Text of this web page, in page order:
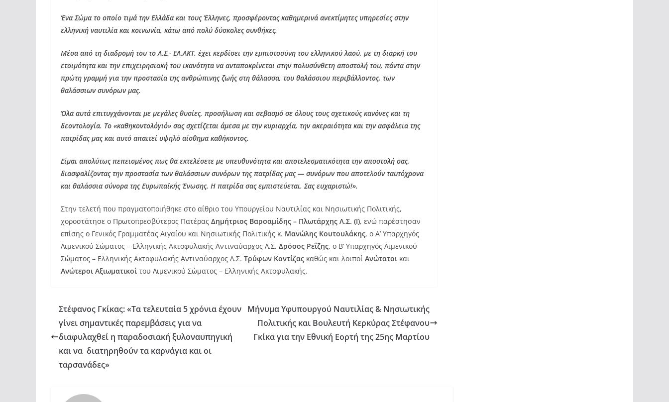
Ένα Σώμα το οποίο τιμά την Ελλάδα και τους Έλληνες, προσφέροντας καθημερινά ανεκτίμητες υπηρεσίες στην
ελληνική ναυτιλία και κοινωνία, κάτω από πολύ δύσκολες συνθήκες.
Μέσα από τη διαδρομή του το Λ.Σ.- ΕΛ.ΑΚΤ. έχει κερδίσει την εμπιστοσύνη του ελληνικού λαού, με τη διαρκή του
ετοιμότητα και την επιχειρησιακή του ικανότητα να ανταποκρίνεται στην πολυσύνθετη αποστολή του, πάντα στην
πρώτη γραμμή για την προστασία της ανθρώπινης ζωής στη θάλασσα, του θαλάσσιου περιβάλλοντος, των
θαλάσσιων συνόρων μας.
Όλα αυτά επιτυγχάνονται με μεγάλες θυσίες, προσήλωση και σεβασμό σε όλους τους σχετικούς κανόνες και τη
δεοντολογία. Το «καθηκοντολόγιό» σας σχετίζεται άμεσα με την κυριαρχία, την ακεραιότητα και την ασφάλεια της
πατρίδας μας και αυτό απαιτεί υψηλό αίσθημα καθήκοντος.
Είμαι απολύτως πεπεισμένος πως θα εκτελέσετε με υπευθυνότητα και αποτελεσματικότητα την αποστολή σας,
διασφαλίζοντας την προστασία των θαλάσσιων συνόρων της πατρίδας μας — συνόρων που αποτελούν ταυτόχρονα
και θαλάσσια σύνορα της Ευρωπαϊκής Ένωσης. Η πατρίδα σας εμπιστεύεται. Σας ευχαριστώ!».
Στην τελετή που πραγματοποιήθηκε στο αίθριο του Υπουργείου Ναυτιλίας και Νησιωτικής Πολιτικής,
χοροστάτησε ο Πρωτοπρεσβύτερος Πατέρας Δημήτριος Βαρσαμίδης – Πλωτάρχης Λ.Σ. (Ι), ενώ παρέστησαν
επίσης ο Γενικός Γραμματέας Αιγαίου και Νησιωτικής Πολιτικής κ. Μανώλης Κουτουλάκης, ο Α’ Υπαρχηγός
Λιμενικού Σώματος – Ελληνικής Ακτοφυλακής Αντιναύαρχος Λ.Σ. Δρόσος Ρεΐζης, ο Β’ Υπαρχηγός Λιμενικού
Σώματος – Ελληνικής Ακτοφυλακής Αντιναύαρχος Λ.Σ. Τρύφων Κοντίζας καθώς και λοιποί Ανώτατοι και
Ανώτεροι Αξιωματικοί του Λιμενικού Σώματος – Ελληνικής Ακτοφυλακής.
Στέφανος Γκίκας: «Τα τελευταία 5 χρόνια έχουν
γίνει σημαντικές παρεμβάσεις για να
διαφυλαχθεί η παραδοσιακή ξυλοναυπηγική
και να διατηρηθούν τα καρνάγια και οι
ταρσανάδες»
Μήνυμα Υφυπουργού Ναυτιλίας & Νησιωτικής
Πολιτικής και Βουλευτή Κερκύρας Στέφανου
Γκίκα για την Εθνική Εορτή της 25ης Μαρτίου